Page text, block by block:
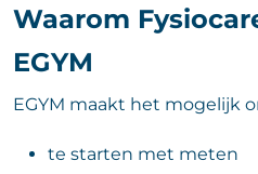
Waarom
EGYM
EGYM maakt het mogelijk
te starten met meten